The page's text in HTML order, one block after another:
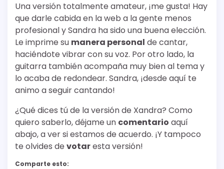
Una versión totalmente amateur, ¡me gusta! Hay
que darle cabida en la web a la gente menos
profesional y Sandra ha sido una buena elección.
Le imprime su manera personal de cantar,
haciéndote vibrar con su voz. Por otro lado, la
guitarra también acompaña muy bien al tema y
lo acaba de redondear. Sandra, ¡desde aquí te
animo a seguir cantando!
¿Qué dices tú de la versión de Xandra? Como
quiero saberlo, déjame un comentario aquí
abajo, a ver si estamos de acuerdo. ¡Y tampoco
te olvides de votaresta versión!
Comparte esto: